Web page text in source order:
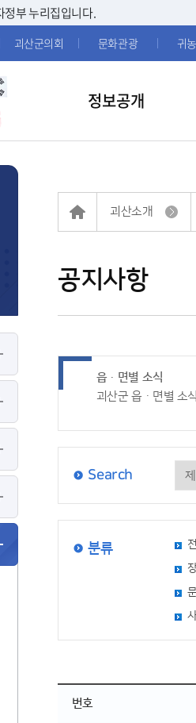
정부 누리집입니다.
괴산군의회 문화관광 귀
정보공개
공지사항
괴산소개
읍ㆍ면별 소식
괴산군 읍ㆍ면별 소
Search
분류
번호